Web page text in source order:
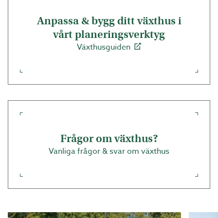
Anpassa & bygg ditt växthus i
vårt planeringsverktyg
Växthusguiden
Frågor om växthus?
Vanliga frågor & svar om växthus